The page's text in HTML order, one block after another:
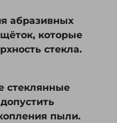
абразивных
которые
стекла.
стеклянные
пыли.